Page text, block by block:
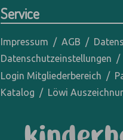
Service
Impressum AGB
Datenschutzeinstellungen
Login Mitgliederbereich
Katalog
Löwi